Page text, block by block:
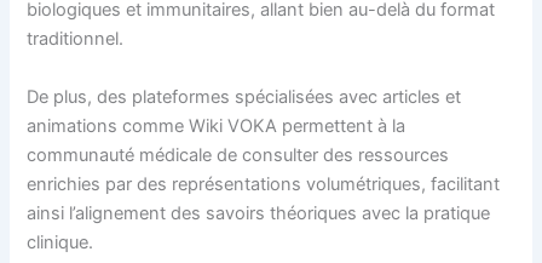
biologiques et immunitaires, allant bien au-delà du format
traditionnel.
De plus, des plateformes spécialisées avec articles et
animations comme Wiki VOKA permettent à la
communauté médicale de consulter des ressources
enrichies par des représentations volumétriques, facilitant
ainsi l’alignement des savoirs théoriques avec la pratique
clinique.